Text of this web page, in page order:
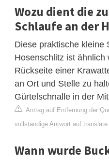
Wozu dient die
Schlaufe an der
Diese praktische kleine
Hosenschlitz ist
Rückseite einer
an Ort und Stelle zu
Gürtelschnalle in der
Antrag auf Entfernung der
vollständige Antwort auf
Wann wurde